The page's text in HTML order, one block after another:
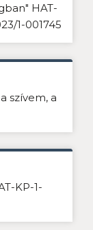
HAT-
1-001745
szívem, a
KP-1-